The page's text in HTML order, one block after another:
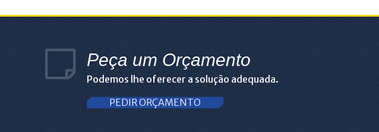
Peça um Orçamento
Podemos lhe oferecer a solução adequada.
PEDIR ORÇAMENTO